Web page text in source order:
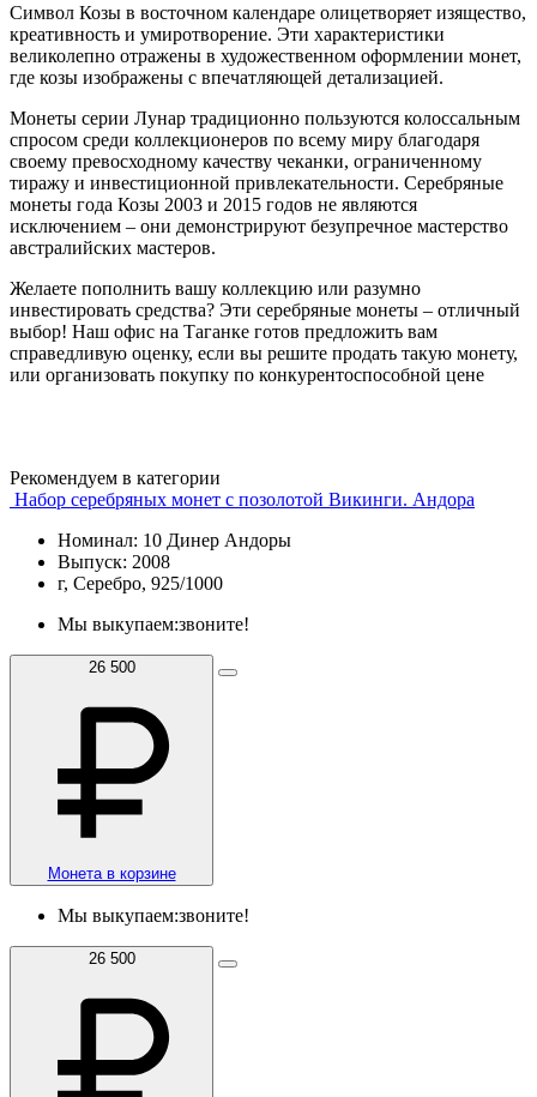
Символ Козы в восточном календаре олицетворяет изящество,
креативность и умиротворение. Эти характеристики
великолепно отражены в художественном оформлении монет,
где козы изображены с впечатляющей детализацией.
Монеты серии Лунар традиционно пользуются колоссальным
спросом среди коллекционеров по всему миру благодаря
своему превосходному качеству чеканки, ограниченному
тиражу и инвестиционной привлекательности. Серебряные
монеты года Козы 2003 и 2015 годов не являются
исключением – они демонстрируют безупречное мастерство
австралийских мастеров.
Желаете пополнить вашу коллекцию или разумно
инвестировать средства? Эти серебряные монеты – отличный
выбор! Наш офис на Таганке готов предложить вам
справедливую оценку, если вы решите продать такую монету,
или организовать покупку по конкурентоспособной цене
Рекомендуем в категории
Набор серебряных монет с позолотой Викинги. Андора
Номинал: 10 Динер Андоры
Выпуск: 2008
г, Серебро, 925/1000
Мы выкупаем:звоните!
26 500
Монета в корзине
Мы выкупаем:звоните!
26 500